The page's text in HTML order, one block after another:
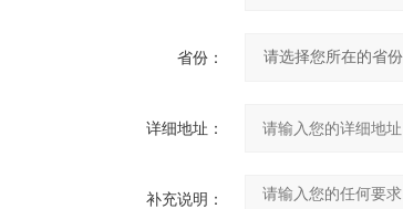
省份：
详细地址：
补充说明：